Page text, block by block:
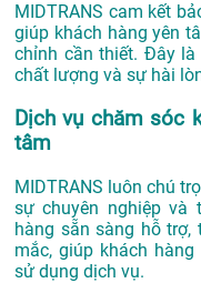
MIDTRANS cam kết
giúp khách hàng yên
chỉnh cần thiết. Đây
chất lượng và sự hài
Dịch vụ chăm sóc
tâm
MIDTRANS luôn chú
sự chuyên nghiệp và
hàng sẵn sàng hỗ
mắc, giúp khách
sử dụng dịch vụ.